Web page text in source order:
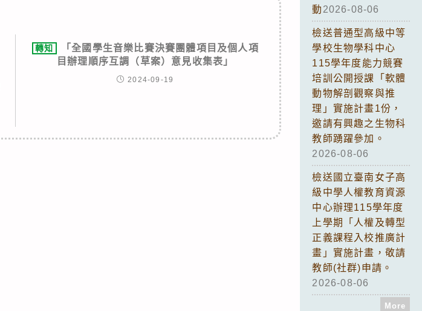
轉知
「全國學生音樂比賽決賽團體項目及個人項
目辦理順序互調（草案）意見收集表」
2024-09-19
動 2026-08-06
檢送普通型高級中等
學校生物學科中心
115學年度能力競賽
培訓公開授課「軟體
動物解剖觀察與推
理」實施計畫1份，
邀請有興趣之生物科
教師踴躍參加。
2026-08-06
檢送國立臺南女子高
級中學人權教育資源
中心辦理115學年度
上學期「人權及轉型
正義課程入校推廣計
畫」實施計畫，敬請
教師(社群)申請。
2026-08-06
More